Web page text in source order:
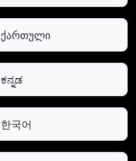
ქართული
ಕನ್ನಡ
한국어